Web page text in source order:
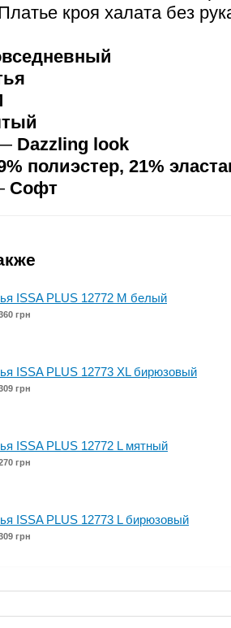
кроя халата без
Dazzling look
полиэстер, 21%
Софт
ISSA PLUS 12772 M белый
грн
ISSA PLUS 12773 XL бирюзовый
грн
ISSA PLUS 12772 L мятный
грн
ISSA PLUS 12773 L бирюзовый
грн